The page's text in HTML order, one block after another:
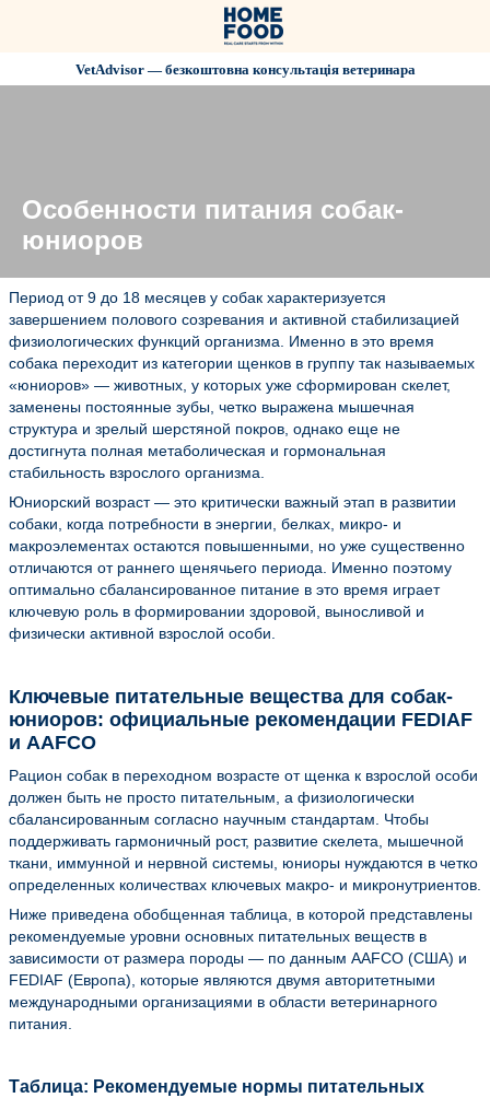
VetAdvisor — безкоштовна консультація ветеринара
Особенности питания собак-
юниоров
Период от 9 до 18 месяцев у собак характеризуется
завершением полового созревания и активной стабилизацией
физиологических функций организма. Именно в это время
собака переходит из категории щенков в группу так называемых
«юниоров» — животных, у которых уже сформирован скелет,
заменены постоянные зубы, четко выражена мышечная
структура и зрелый шерстяной покров, однако еще не
достигнута полная метаболическая и гормональная
стабильность взрослого организма.
Юниорский возраст — это критически важный этап в развитии
собаки, когда потребности в энергии, белках, микро- и
макроэлементах остаются повышенными, но уже существенно
отличаются от раннего щенячьего периода. Именно поэтому
оптимально сбалансированное питание в это время играет
ключевую роль в формировании здоровой, выносливой и
физически активной взрослой особи.
Ключевые питательные вещества для собак-
юниоров: официальные рекомендации FEDIAF
и AAFCO
Рацион собак в переходном возрасте от щенка к взрослой особи
должен быть не просто питательным, а физиологически
сбалансированным согласно научным стандартам. Чтобы
поддерживать гармоничный рост, развитие скелета, мышечной
ткани, иммунной и нервной системы, юниоры нуждаются в четко
определенных количествах ключевых макро- и микронутриентов.
Ниже приведена обобщенная таблица, в которой представлены
рекомендуемые уровни основных питательных веществ в
зависимости от размера породы — по данным AAFCO (США) и
FEDIAF (Европа), которые являются двумя авторитетными
международными организациями в области ветеринарного
питания.
Таблица: Рекомендуемые нормы питательных